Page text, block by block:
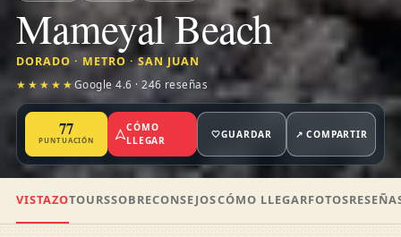
Mameyal Beach
DORADO · METRO · SAN JUAN
★★★★★Google 4.6 · 246 reseñas
77
PUNTUACIÓN
CÓMO
LLEGAR
🤍GUARDAR ↗ COMPARTIR
VISTAZOTOURSSOBRECONSEJOSCÓMO LLEGARFOTOS